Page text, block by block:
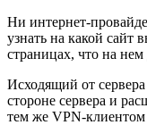
Ни интернет-
узнать на какой сайт
страницах, что на нем
Исходящий от
стороне сервера и
тем же VPN-